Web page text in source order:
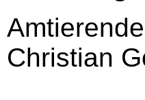
Christian